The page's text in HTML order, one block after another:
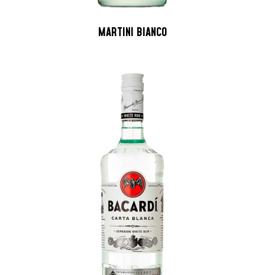
MARTINI BIANCO